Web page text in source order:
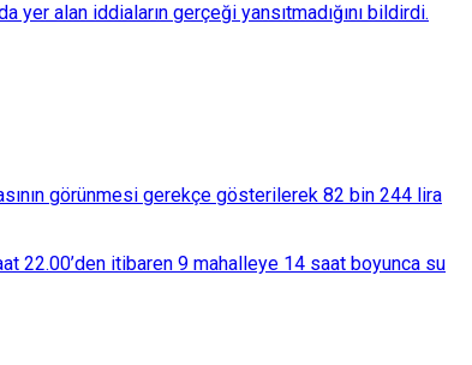
yer alan iddiaların gerçeği yansıtmadığını bildirdi.
görünmesi gerekçe gösterilerek 82 bin 244 lira
22.00’den itibaren 9 mahalleye 14 saat boyunca su